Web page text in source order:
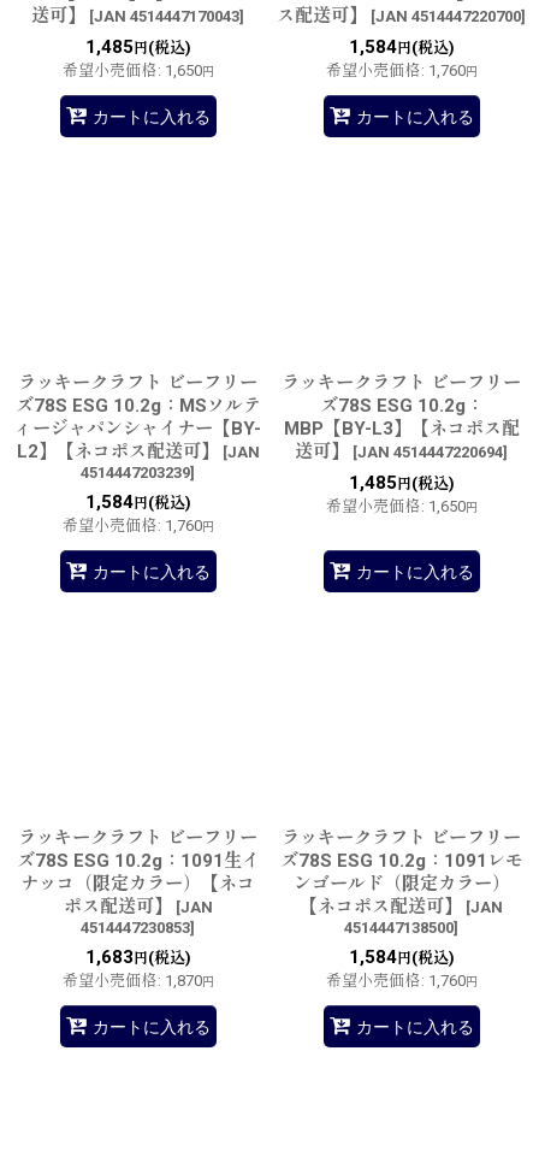
送可】
[JAN 4514447170043]
1,485 円(税込)
希望小売価格: 1,650円
カートに入れる
ス配送可】
[JAN 4514447220700]
1,584円(税込)
希望小売価格: 1,760円
カートに入れる
ラッキークラフト ビーフリー
ズ78S ESG 10.2g：MSソルテ
ィージャパンシャイナー【BY-
L2】【ネコポス配送可】
[JAN
4514447203239]
1,584円(税込)
希望小売価格: 1,760円
カートに入れる
ラッキークラフト ビーフリー
ズ78S ESG 10.2g：
MBP【BY-L3】【ネコポス配
送可】
[JAN 4514447220694]
1,485 円(税込)
希望小売価格: 1,650円
カートに入れる
ラッキークラフト ビーフリー
ズ78S ESG 10.2g：1091生イ
ナッコ（限定カラー）【ネコ
ポス配送可】
[JAN
4514447230853]
1,683 円(税込)
希望小売価格: 1,870円
カートに入れる
ラッキークラフト ビーフリー
ズ78S ESG 10.2g：1091レモ
ンゴールド（限定カラー）
【ネコポス配送可】
[JAN
4514447138500]
1,584円(税込)
希望小売価格: 1,760円
カートに入れる